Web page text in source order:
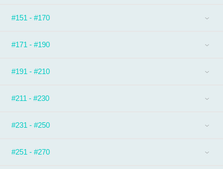
#151 - #170
#171 - #190
#191 - #210
#211 - #230
#231 - #250
#251 - #270